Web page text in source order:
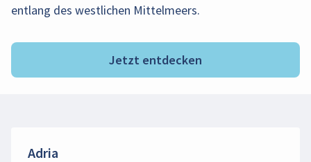
entlang des westlichen Mittelmeers.
Jetzt entdecken
Adria